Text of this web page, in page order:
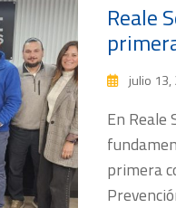
Reale
julio 13,
En Reale
primera